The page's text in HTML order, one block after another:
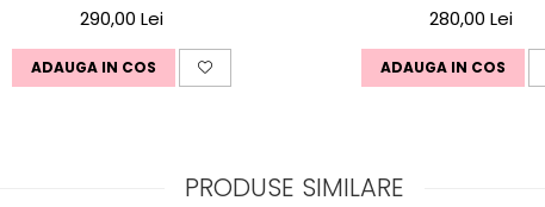
290,00 Lei
ADAUGA IN COS
280,00 Lei
ADAUGA IN COS
PRODUSE SIMILARE